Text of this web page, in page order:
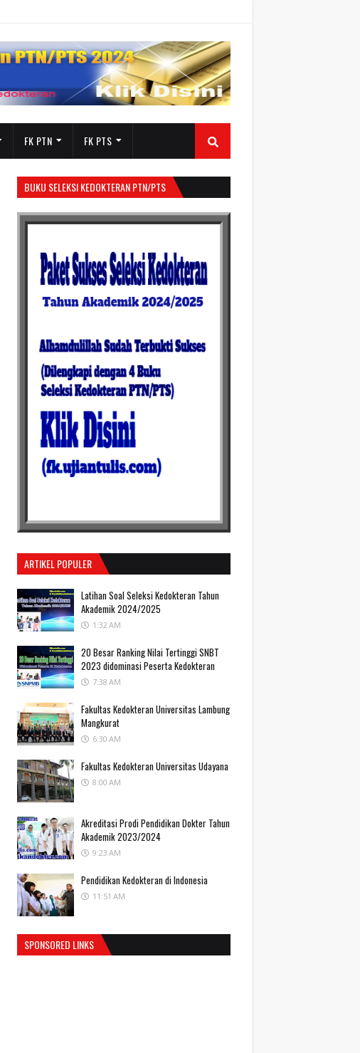
FK PTN FK PTS
BUKU SELEKSI KEDOKTERAN PTN/PTS
ARTIKEL POPULER
Latihan Soal Seleksi Kedokteran Tahun
Akademik 2024/2025
1:32 AM
20 Besar Ranking Nilai Tertinggi SNBT
2023 didominasi Peserta Kedokteran
7:38 AM
Fakultas Kedokteran Universitas Lambung
Mangkurat
6:30 AM
Fakultas Kedokteran Universitas Udayana
8:00 AM
Akreditasi Prodi Pendidikan Dokter Tahun
Akademik 2023/2024
9:23 AM
Pendidikan Kedokteran di Indonesia
11:51 AM
SPONSORED LINKS